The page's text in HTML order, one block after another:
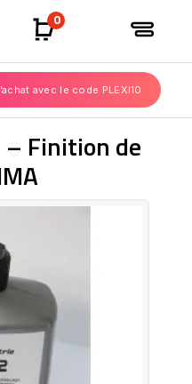
avec le code PLEXI10
0
Finition de